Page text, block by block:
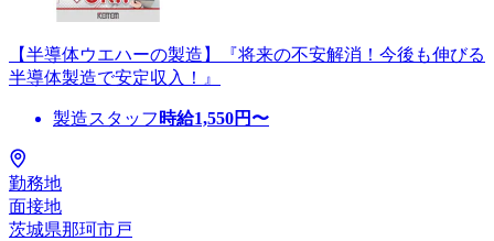
【半導体ウエハーの製造】『将来の不安解消！今後も伸びる
半導体製造で安定収入！』
製造スタッフ 時給1,550円〜
勤務地
面接地
茨城県那珂市戸